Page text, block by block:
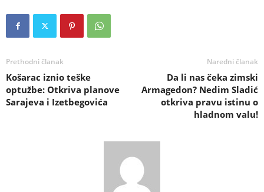
Prethodni članak
Košarac iznio teške
optužbe: Otkriva planove
Sarajeva i Izetbegovića
Naredni članak
Da li nas čeka zimski
Armagedon? Nedim Sladić
otkriva pravu istinu o
hladnom valu!